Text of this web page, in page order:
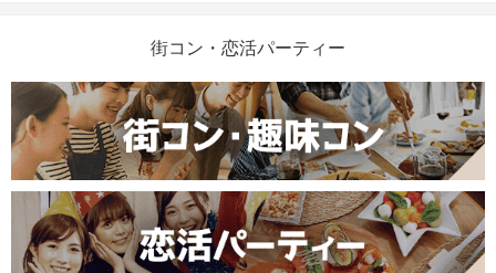
街コン・恋活パーティー